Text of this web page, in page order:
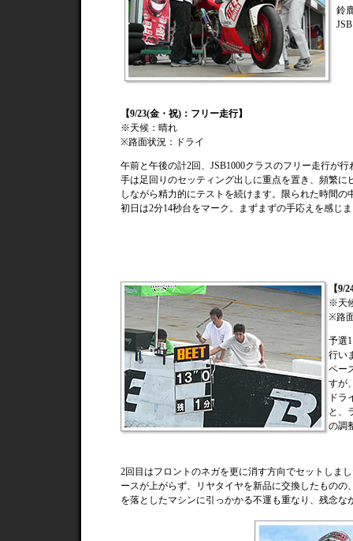
鈴
【9/23(金・祝)：フリー走行】
※天候：晴れ
※路面状況：ドライ
午前と午後の計2回、JSB1000クラスのフリー走行が
手は足回りのセッティング出しに重点を置き、頻繁に
しながら精力的にテストを続けます。限られた時間の
初日は2分14秒台をマーク。まずまずの手応えを感じ
【9/
※天
※路
予選
行い
ペー
すが
ドラ
と、
の調
2回目はフロントのネガを更に消す方向でセットしま
ースが上がらず、リヤタイヤを新品に交換したもの
を落としたマシンに引っかかる不運も重なり、残念な